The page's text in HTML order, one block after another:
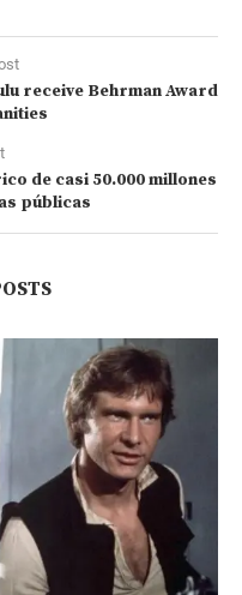
receive Behrman Award
de casi 50.000 millones
públicas